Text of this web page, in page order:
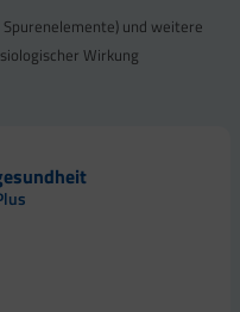
und weitere
Wirkung